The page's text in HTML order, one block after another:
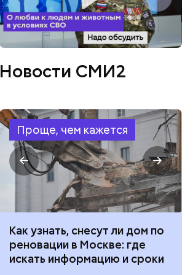
Новости СМИ2
Проще, чем кажется
Как узнать, снесут ли дом по
реновации в Москве: где
искать информацию и сроки